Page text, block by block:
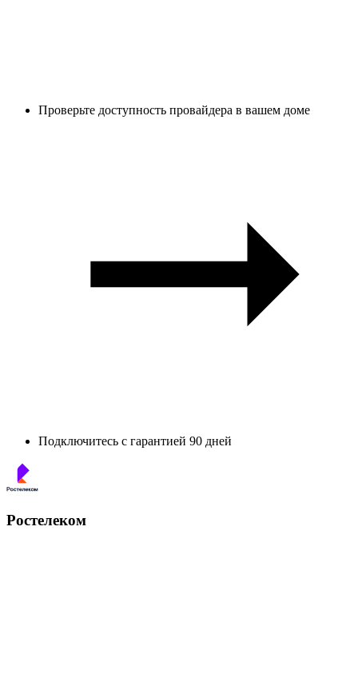
Проверьте доступность провайдера в вашем доме
Подключитесь с гарантией 90 дней
Ростелеком